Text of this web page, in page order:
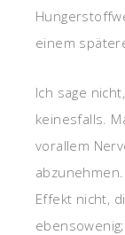
einem
Ich sage
keinesfalls.
vorallem
Effekt nicht,